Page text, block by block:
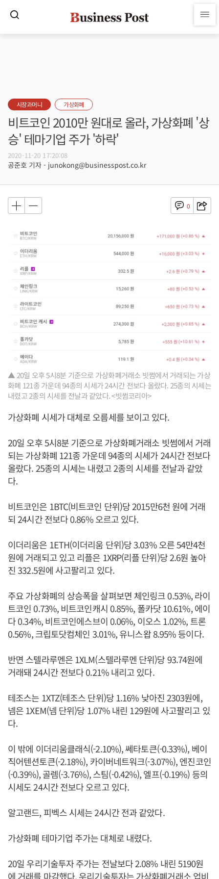
시장과머니 가상화폐
비트코인 2010만 원대로 올라, 가상화폐 '상
승' 테마기업 주가 '하락'
2020-11-20 17:20:08
공준호 기자 - junokong@businesspost.co.kr
0
▲ 20일 오후 5시8분 기준으로 가상화폐거래소 빗썸에서 거래되는 가상
화폐 121종 가운데 94종의 시세가 24시간 전보다 올랐다. 25종의 시세는
내렸고 2종의 시세를 전날과 같았다. <빗썸코리아>
가상화폐 시세가 대체로 오름세를 보이고 있다.
20일 오후 5시8분 기준으로 가상화폐거래소 빗썸에서 거래
되는 가상화폐 121종 가운데 94종의 시세가 24시간 전보다
올랐다. 25종의 시세는 내렸고 2종의 시세를 전날과 같았
다.
비트코인은 1BTC(비트코인 단위)당 2015만6천 원에 거래
되 24시간 전보다 0.86% 오르고 있다.
이더리움은 1ETH(이더리움 단위)당 3.03% 오른 54만4천
원에 거래되고 있고 리플은 1XRP(리플 단위)당 2.6원 높아
진 332.5원에 사고팔리고 있다.
주요 가상화폐의 상승폭을 살펴보면 체인링크 0.53%, 라이
트코인 0.73%, 비트코인캐시 0.85%, 폴카닷 10.61%, 에이
다 0.34%, 비트코인에스브이 0.06%, 이오스 1.02%, 트론
0.56%, 크립토닷컴체인 3.01%, 유니스왑 8.95% 등이다.
반면 스텔라루멘은 1XLM(스텔라루멘 단위)당 93.74원에
거래돼 24시간 전보다 0.21% 내리고 있다.
테조스는 1XTZ(테조스 단위)당 1.16% 낮아진 2303원에,
넴은 1XEM(넴 단위)당 1.07% 내린 129원에 사고팔리고 있
다.
이 밖에 이더리움클래식(-2.10%), 쎄타토큰(-0.33%), 베이
직어텐션토큰(-2.18%), 카이버네트워크(-3.07%), 엔진코인
(-0.39%), 골렘(-3.76%), 스팀(-0.42%), 엘프(-0.19%) 등의
시세도 24시간 전보다 오르고 있다.
알고랜드, 피벡스 시세는 24시간 전과 같았다.
가상화폐 테마기업 주가는 대체로 내렸다.
20일 우리기술투자 주가는 전날보다 2.08% 내린 5190원
에 거래를 마감했다. 우리기술투자는 가상화폐거래소 업비